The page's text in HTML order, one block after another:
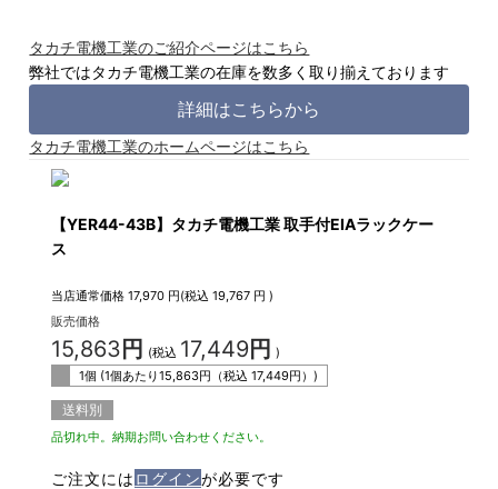
タカチ電機工業のご紹介ページはこちら
弊社ではタカチ電機工業の在庫を数多く取り揃えております
詳細はこちらから
タカチ電機工業のホームページはこちら
【YER44-43B】タカチ電機工業 取手付EIAラックケー
ス
当店通常価格 17,970 円(税込19,767 円 )
販売価格
15,863 円 (税込 17,449円 )
1個 (1個あたり15,863円（税込17,449円）)
送料別
品切れ中。納期お問い合わせください。
ご注文には ログインが必要です